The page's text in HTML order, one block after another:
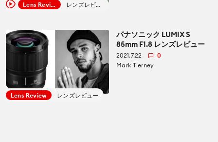
Lens Review レンズレビュー
Lens Review レンズレビュー
パナソニック LUMIX S
85mm F1.8 レンズレビュー
2021.7.22
0
Mark Tierney